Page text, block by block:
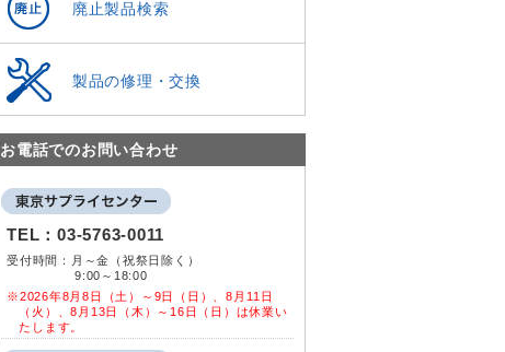
廃止製品検索
製品の修理・交換
お電話でのお問い合わせ
TEL： 03-5763-0011
受付時間：月～金（祝祭日除く）
9:00～18:00
※2026年8月8日（土）～9日（日）、8月11日
（火）、8月13日（木）～16日（日）は休業い
たします。